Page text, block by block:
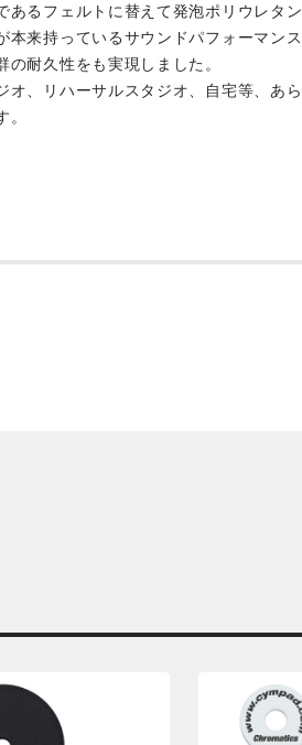
あるフェルトに替えて発泡ポリウレタン
本来持っているサウンドパフォーマンス
耐久性をも実現しました。
オ、リハーサルスタジオ、自宅等、あら